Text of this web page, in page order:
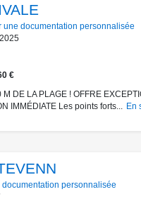
une documentation personnalisée
€
M DE LA PLAGE ! OFFRE
IMMÉDIATE Les points forts...
En
documentation personnalisée